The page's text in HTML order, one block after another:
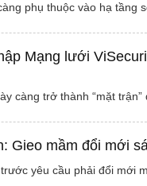
phụ thuộc vào hạ
Mạng lưới
càng trở thành “mặt
Gieo mầm đổi mới
yêu cầu phải đổi mới